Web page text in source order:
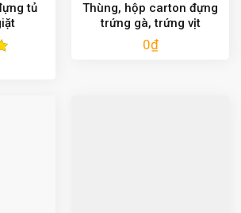
tủ
Thùng, hộp carton đựng
trứng gà, trứng vịt
0₫